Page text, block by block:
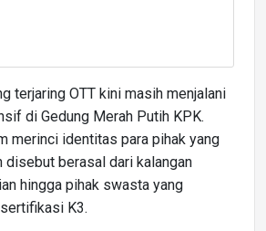
terjaring OTT kini masih menjalani
di Gedung Merah Putih KPK.
merinci identitas para pihak yang
disebut berasal dari kalangan
hingga pihak swasta yang
K3.